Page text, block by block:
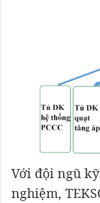
Với đội ngũ
nghiệm,